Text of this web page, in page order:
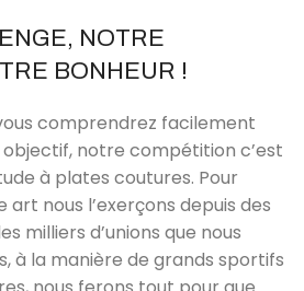
NOTRE
BONHEUR !
comprendrez facilement
notre compétition c’est
à plates coutures. Pour
nous l’exerçons depuis des
milliers d’unions que nous
à la manière de grands sportifs